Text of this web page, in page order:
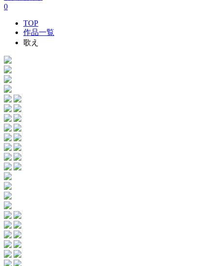
0
TOP
作品一覧
歌え